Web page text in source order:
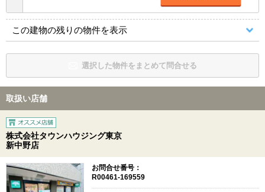
この建物の残りの物件を表示
選択した物件をまとめて問合せる
取扱い店舗
株式会社タウンハウジング東京
新中野店
お問合せ番号：
R00461-169559